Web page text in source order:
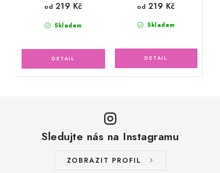
Skladem
od 219 Kč
Skladem
od 219 Kč
Sledujte nás na Instagramu
ZOBRAZIT PROFIL